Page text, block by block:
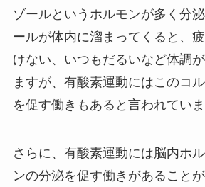
ゾールというホルモンが多く分
ールが体内に溜まってくると、
けない、いつもだるいなど体調
ますが、有酸素運動にはこのコ
を促す働きもあると言われていま
さらに、有酸素運動には脳内ホ
ンの分泌を促す働きがあること